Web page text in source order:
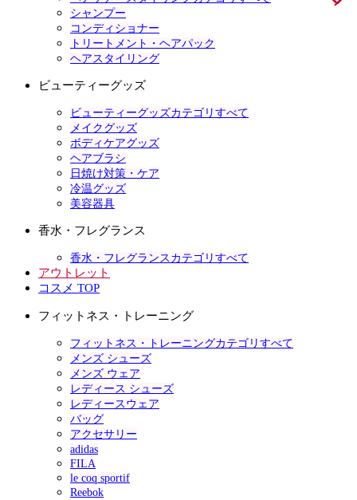
シャンプー
コンディショナー
トリートメント・ヘアパック
ヘアスタイリング
ビューティーグッズ
ビューティーグッズカテゴリすべて
メイクグッズ
ボディケアグッズ
ヘアブラシ
日焼け対策・ケア
冷温グッズ
美容器具
香水・フレグランス
香水・フレグランスカテゴリすべて
アウトレット
コスメ TOP
フィットネス・トレーニング
フィットネス・トレーニングカテゴリすべて
メンズ シューズ
メンズ ウェア
レディース シューズ
レディースウェア
バッグ
アクセサリー
adidas
FILA
le coq sportif
Reebok